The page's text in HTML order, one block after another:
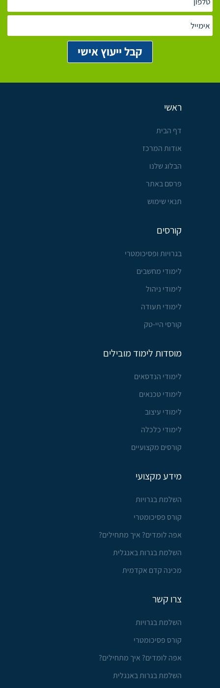
ראשי
דף הבית
אודות המרכז
הבלוג שלנו
פרסם באתר
תנאי שימוש
קורסים
בגרויות ופסיכומטרי
לימודי מחשבים
לימודי ניהול
לימודי תעודה
קורסי היי-טק
מוסדות לימוד מובילים
לימודי הנדסאים
לימודי טכנאים
לימודי עיצוב
לימודי כלכלה
קורסים מקצועיים
מידע מקצועי
השלמת בגרויות
קורס פסיכומטרי
אפה לומדים? איך מתחילים?
השלמת בגרות באנגלית
מכינה קדם אקדמית
צרו קשר
השלמת בגרויות
קורס פסיכומטרי
אפה לומדים? איך מתחילים?
השלמת בגרות באנגלית